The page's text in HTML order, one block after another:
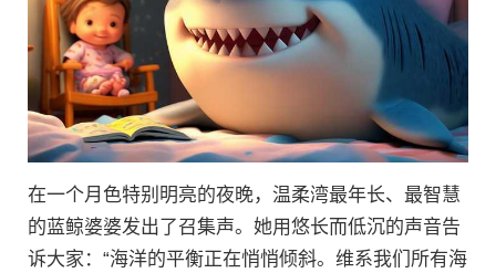
在一个月色特别明亮的夜晚，温柔湾最年长、最智慧
的蓝鲸婆婆发出了召集声。她用悠长而低沉的声音告
诉大家：“海洋的平衡正在悄悄倾斜。维系我们所有海